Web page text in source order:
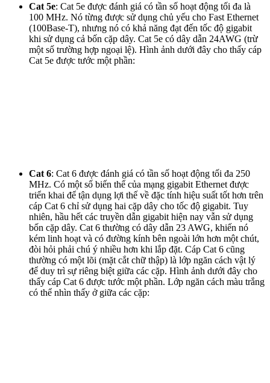
Cat 5e: Cat 5e được đánh giá có tần số hoạt động tối đa là
100 MHz. Nó từng được sử dụng chủ yếu cho Fast Ethernet
(100Base-T), nhưng nó có khả năng đạt đến tốc độ gigabit
khi sử dụng cả bốn cặp dây. Cat 5e có dây dẫn 24AWG (trừ
một số trường hợp ngoại lệ). Hình ảnh dưới đây cho thấy cáp
Cat 5e được tước một phần:
Cat 6: Cat 6 được đánh giá có tần số hoạt động tối đa 250
MHz. Có một số biến thể của mạng gigabit Ethernet được
triển khai để tận dụng lợi thế về đặc tính hiệu suất tốt hơn trên
cáp Cat 6 chỉ sử dụng hai cặp dây cho tốc độ gigabit. Tuy
nhiên, hầu hết các truyền dẫn gigabit hiện nay vẫn sử dụng
bốn cặp dây. Cat 6 thường có dây dẫn 23 AWG, khiến nó
kém linh hoạt và có đường kính bên ngoài lớn hơn một chút,
đòi hỏi phải chú ý nhiều hơn khi lắp đặt. Cáp Cat 6 cũng
thường có một lõi (mặt cắt chữ thập) là lớp ngăn cách vật lý
để duy trì sự riêng biệt giữa các cặp. Hình ảnh dưới đây cho
thấy cáp Cat 6 được tước một phần. Lớp ngăn cách màu trắng
có thể nhìn thấy ở giữa các cặp: